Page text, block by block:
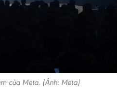
của Meta. (Ảnh: Meta)